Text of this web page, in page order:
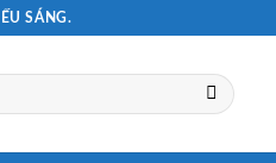
SÁNG.